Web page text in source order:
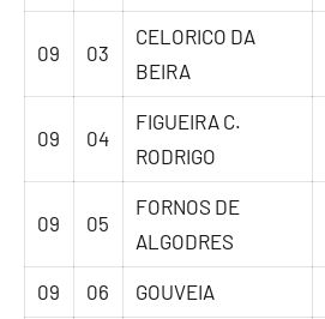
09 03
CELORICO DA
BEIRA
09 04
FIGUEIRA C.
RODRIGO
09 05
FORNOS DE
ALGODRES
09 06 GOUVEIA